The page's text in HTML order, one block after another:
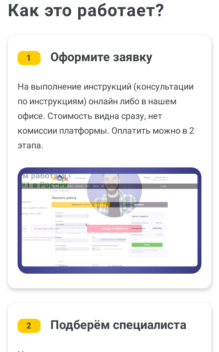
Как это работает?
1 Оформите заявку
На выполнение инструкций (консультации
по инструкциям) онлайн либо в нашем
офисе. Стоимость видна сразу, нет
комиссии платформы. Оплатить можно в 2
этапа.
2 Подберём специалиста